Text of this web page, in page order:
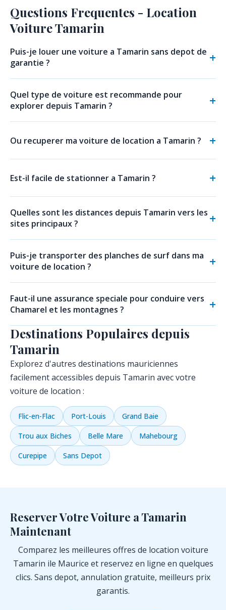
Questions Frequentes - Location
Voiture Tamarin
Puis-je louer une voiture a Tamarin sans depot de
garantie ?
Quel type de voiture est recommande pour
explorer depuis Tamarin ?
Ou recuperer ma voiture de location a Tamarin ?
Est-il facile de stationner a Tamarin ?
Quelles sont les distances depuis Tamarin vers les
sites principaux ?
Puis-je transporter des planches de surf dans ma
voiture de location ?
Faut-il une assurance speciale pour conduire vers
Chamarel et les montagnes ?
Destinations Populaires depuis
Tamarin
Explorez d'autres destinations mauriciennes
facilement accessibles depuis Tamarin avec votre
voiture de location :
Flic-en-Flac Port-Louis Grand Baie
Trou aux Biches Belle Mare Mahebourg
Curepipe Sans Depot
Reserver Votre Voiture a Tamarin
Maintenant
Comparez les meilleures offres de location voiture
Tamarin ile Maurice et reservez en ligne en quelques
clics. Sans depot, annulation gratuite, meilleurs prix
garantis.